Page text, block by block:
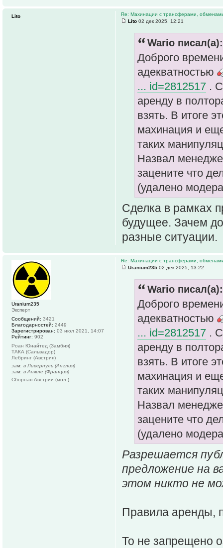
Re: Махинации с трансферами,
Lito 02 дек 2025, 12:21
Wario писал(а):
Доброго
адекватностью
... id=2812517 .
аренду в
взять. В итоге
махинация и
таких
Назвал
зацените что
(удалено
Сделка в рамках
будущее. Зачем
разные ситуации.
Lito
Re: Махинации с трансферами,
Uranium235 02 дек 2025, 13:22
Wario писал(а):
Доброго
адекватностью
... id=2812517 .
аренду в
взять. В итоге
махинация и
таких
Назвал
зацените что
(удалено
Разрешается
предложение на
этом никто не
Правила аренды,
То не запрещено
Uranium235
Эксперт
Сообщений: 3421
Благодарностей: 2449
Зарегистрирован: 03 июл 2021, 14:07
Рейтинг: 902
Роан Юнайтед (Замбия)
ТАКА (Сальвадор)
Лебринг (Австрия)
зам. в Ливерпуль (Англия)
зам. в Анжле (Франция)
Сборная Австрии (мол.)